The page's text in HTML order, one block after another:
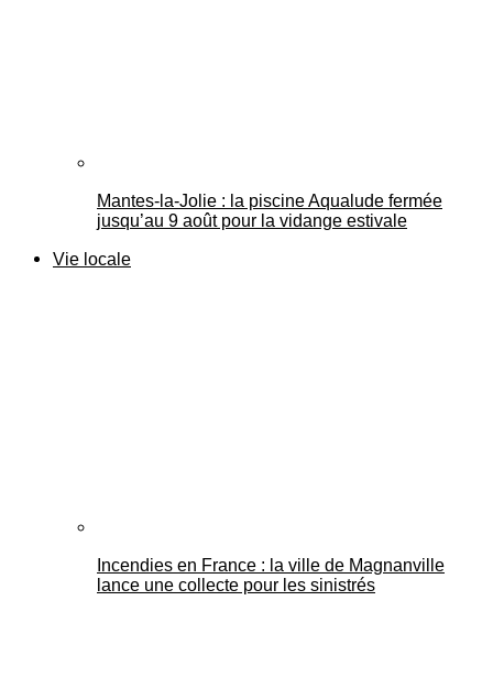
Mantes-la-Jolie : la piscine Aqualude fermée
jusqu’au 9 août pour la vidange estivale
Vie locale
Incendies en France : la ville de Magnanville
lance une collecte pour les sinistrés